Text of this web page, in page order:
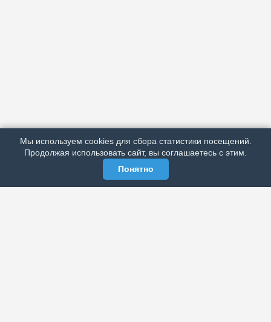
РЕКЛАМА У НАС
МЫ В СОЦСЕТЯХ
Мы используем cookies для сбора статистики посещений.
Продолжая использовать сайт, вы соглашаетесь с этим.
Понятно